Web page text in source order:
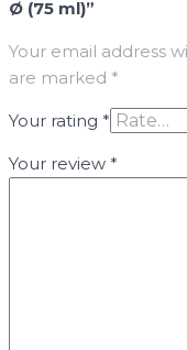
Ø (75 ml)”
Your email address
are marked *
Your rating *
Your review *